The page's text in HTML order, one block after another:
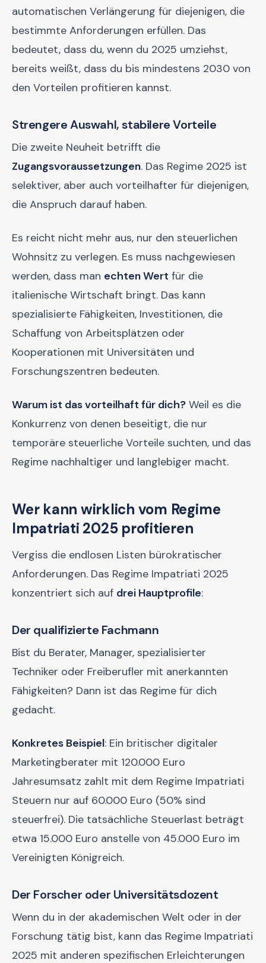
automatischen Verlängerung für diejenigen, die
bestimmte Anforderungen erfüllen. Das
bedeutet, dass du, wenn du 2025 umziehst,
bereits weißt, dass du bis mindestens 2030 von
den Vorteilen profitieren kannst.
Strengere Auswahl, stabilere Vorteile
Die zweite Neuheit betrifft die
Zugangsvoraussetzungen. Das Regime 2025 ist
selektiver, aber auch vorteilhafter für diejenigen,
die Anspruch darauf haben.
Es reicht nicht mehr aus, nur den steuerlichen
Wohnsitz zu verlegen. Es muss nachgewiesen
werden, dass man echten Wert für die
italienische Wirtschaft bringt. Das kann
spezialisierte Fähigkeiten, Investitionen, die
Schaffung von Arbeitsplätzen oder
Kooperationen mit Universitäten und
Forschungszentren bedeuten.
Warum ist das vorteilhaft für dich? Weil es die
Konkurrenz von denen beseitigt, die nur
temporäre steuerliche Vorteile suchten, und das
Regime nachhaltiger und langlebiger macht.
Wer kann wirklich vom Regime
Impatriati 2025 profitieren
Vergiss die endlosen Listen bürokratischer
Anforderungen. Das Regime Impatriati 2025
konzentriert sich auf drei Hauptprofile:
Der qualifizierte Fachmann
Bist du Berater, Manager, spezialisierter
Techniker oder Freiberufler mit anerkannten
Fähigkeiten? Dann ist das Regime für dich
gedacht.
Konkretes Beispiel: Ein britischer digitaler
Marketingberater mit 120.000 Euro
Jahresumsatz zahlt mit dem Regime Impatriati
Steuern nur auf 60.000 Euro (50% sind
steuerfrei). Die tatsächliche Steuerlast beträgt
etwa 15.000 Euro anstelle von 45.000 Euro im
Vereinigten Königreich.
Der Forscher oder Universitätsdozent
Wenn du in der akademischen Welt oder in der
Forschung tätig bist, kann das Regime Impatriati
2025 mit anderen spezifischen Erleichterungen